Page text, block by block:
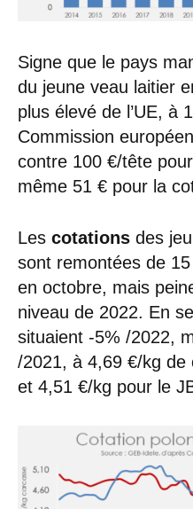
Signe que le pays
du jeune veau laitier
plus élevé de l’UE, à
Commission
contre 100 €/tête
même 51 € pour la
Les cotations des
sont remontées de
en octobre, mais
niveau de 2022. En
situaient -5% /2022,
/2021, à 4,69 €/kg de
et 4,51 €/kg pour le